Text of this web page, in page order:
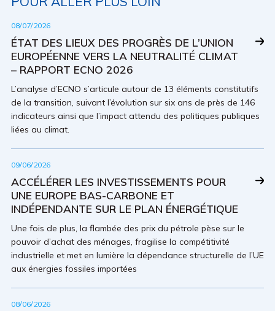
08/07/2026
ÉTAT DES LIEUX DES PROGRÈS DE L’UNION
EUROPÉENNE VERS LA NEUTRALITÉ CLIMAT
– RAPPORT ECNO 2026
L’analyse d’ECNO s’articule autour de 13 éléments constitutifs
de la transition, suivant l’évolution sur six ans de près de 146
indicateurs ainsi que l’impact attendu des politiques publiques
liées au climat.
09/06/2026
ACCÉLÉRER LES INVESTISSEMENTS POUR
UNE EUROPE BAS-CARBONE ET
INDÉPENDANTE SUR LE PLAN ÉNERGÉTIQUE
Une fois de plus, la flambée des prix du pétrole pèse sur le
pouvoir d’achat des ménages, fragilise la compétitivité
industrielle et met en lumière la dépendance structurelle de l’UE
aux énergies fossiles importées
08/06/2026